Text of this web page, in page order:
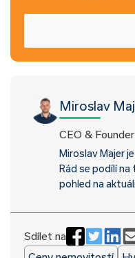
Miroslav
CEO & Founder
Miroslav Majer
Rád se podílí
pohled na
Sdílet na